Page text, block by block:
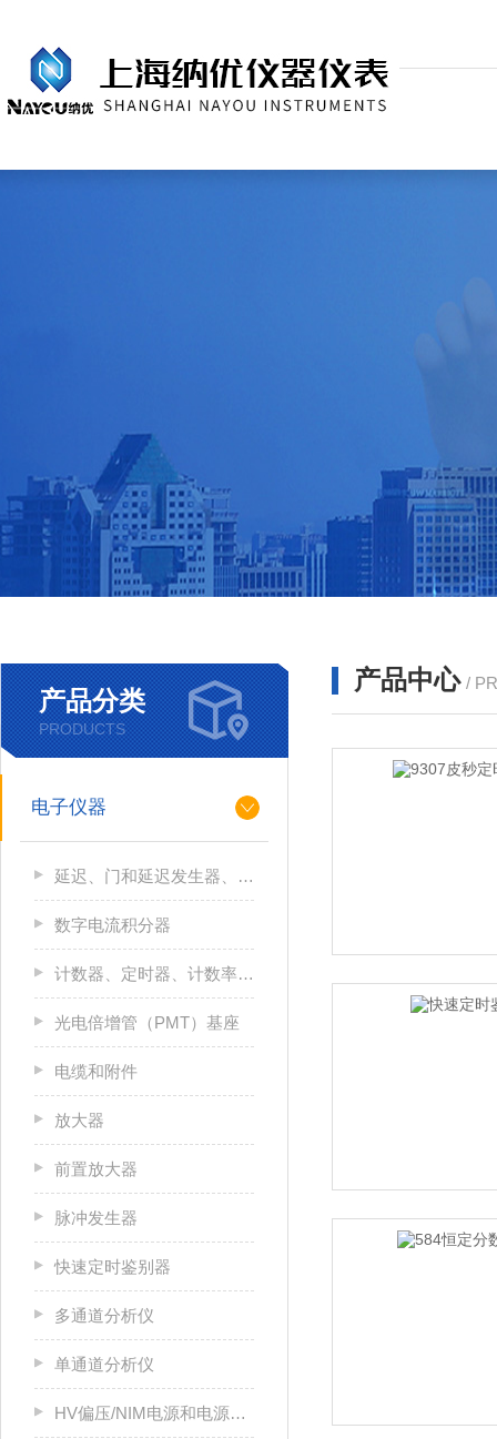
产品分类
PRODUCTS
电子仪器
延迟、门和延迟发生器、逻辑模块和线性门
数字电流积分器
计数器、定时器、计数率计和多通道定标器（MCS）
光电倍增管（PMT）基座
电缆和附件
放大器
前置放大器
脉冲发生器
快速定时鉴别器
多通道分析仪
单通道分析仪
HV偏压/NIM电源和电源机箱
产品中心 /